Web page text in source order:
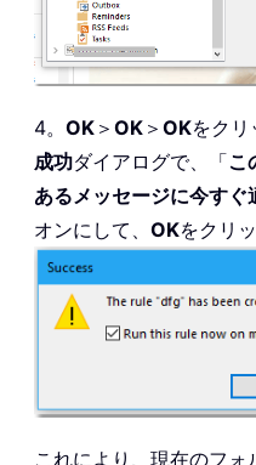
4。 OK ＞ OK ＞ OKをク
成功ダイアログで、「こ
あるメッセージに今すぐ
オンにして、 OKをクリ
これにより、現在のフ